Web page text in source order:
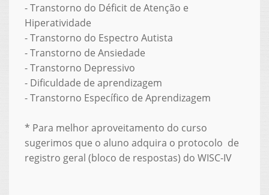
- Transtorno do Déficit de Atenção e
Hiperatividade
- Transtorno do Espectro Autista
- Transtorno de Ansiedade
- Transtorno Depressivo
- Dificuldade de aprendizagem
- Transtorno Específico de Aprendizagem
* Para melhor aproveitamento do curso
sugerimos que o aluno adquira o protocolo de
registro geral (bloco de respostas) do WISC-IV